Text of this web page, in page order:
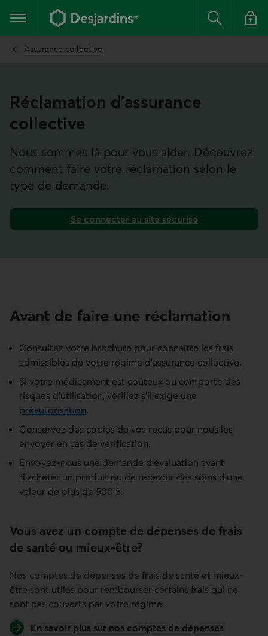
contenu
Menu principal Rechercher
Se
Assurance collective
Réclama­tion d’assurance
collective
Nous sommes là pour vous aider. Découvrez
comment faire votre réclamation selon le
type de demande.
Se connecter au site sécurisé
Avant de faire une réclamation
Consultez votre brochure pour connaître les frais
admissibles de votre régime d’assurance collective.
Si votre médicament est coûteux ou comporte des
risques d'utilisation, vérifiez s’il exige une
préautorisation.
Conservez des copies de vos reçus pour nous les
envoyer en cas de vérification.
Envoyez-nous une demande d’évaluation avant
d’acheter un produit ou de recevoir des soins d’une
valeur de plus de 500 $.
Vous avez un compte de dépenses de frais
de santé ou mieux-être?
Nos comptes de dépenses de frais de santé et mieux-
être sont utiles pour rembourser certains frais qui ne
sont pas couverts par votre régime.
En savoir plus sur nos comptes de dépenses